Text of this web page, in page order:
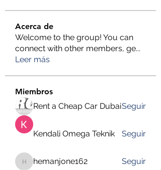
Acerca de
Welcome to the group! You can
connect with other members, ge...
Leer más
Miembros
Rent a Cheap Car DubaiSeguir
Kendali Omega Teknik Seguir
hemanjone162
hemanjone162 Seguir